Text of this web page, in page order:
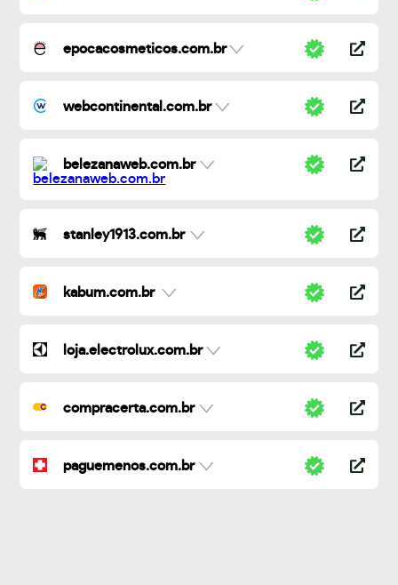
epocacosmeticos.com.br
webcontinental.com.br
belezanaweb.com.br
stanley1913.com.br
kabum.com.br
loja.electrolux.com.br
compracerta.com.br
paguemenos.com.br